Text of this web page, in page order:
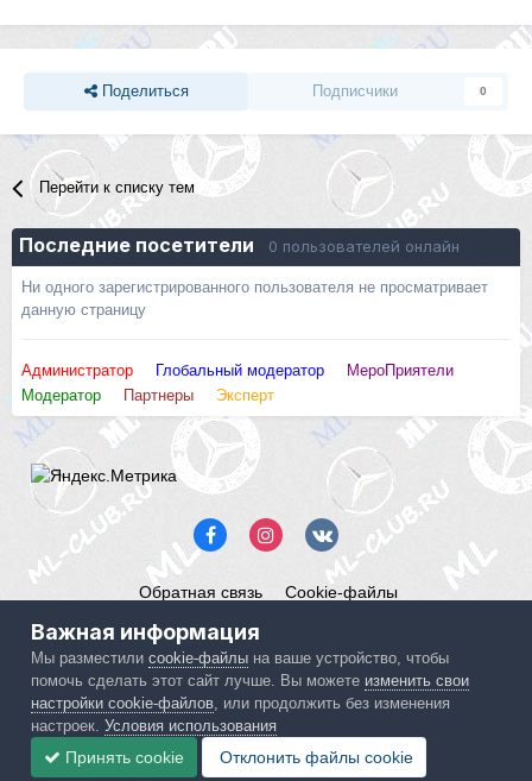
Поделиться Подписчики 0
Перейти к списку тем
Последние посетители 0 пользователей онлайн
Ни одного зарегистрированного пользователя не просматривает
данную страницу
Администратор Глобальный модератор
МероПриятели
Модератор
Партнеры Эксперт
Обратная связь Cookie-файлы
Powered by Invision Community
Важная информация
Мы разместилиcookie-файлы на ваше устройство, чтобы
помочь сделать этот сайт лучше. Вы можете изменить свои
настройки cookie-файлов , или продолжить без изменения
настроек.Условия использования
Принять cookie Отклонить файлы сookie
IPS spam blocked by CleanTalk.